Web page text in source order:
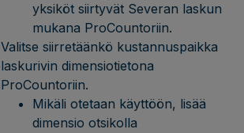
yksiköt siirtyvät Severan laskun
mukana ProCountoriin.
Valitse siirretäänkö kustannuspaikka
laskurivin dimensiotietona
ProCountoriin.
Mikäli otetaan käyttöön, lisää
dimensio otsikolla